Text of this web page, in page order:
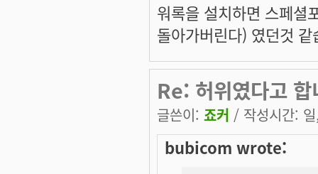
워록을 설치하면 스페
돌아가버린다) 였던것 같
Re: 허위였다고
글쓴이: 죠커 / 작성시간:
bubicom wrote: